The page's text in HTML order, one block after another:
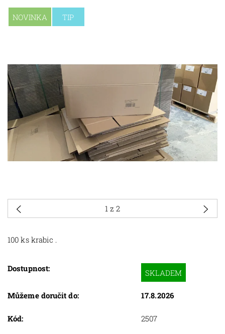
NOVINKA TIP
100 ks krabic .
Dostupnost: SKLADEM
Můžeme doručit do: 17.8.2026
Kód: 2507
1z 2